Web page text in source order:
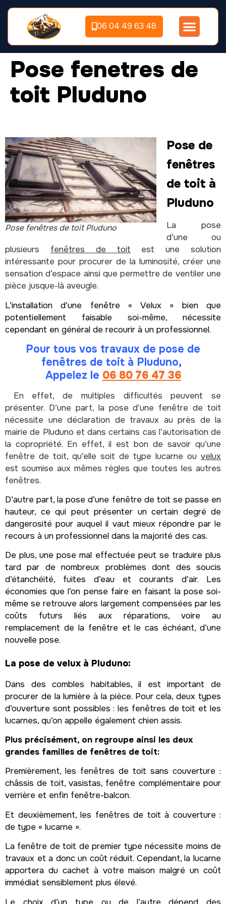
06 04 49 63 48
Pose fenetres de
toit Pluduno
Pose fenêtres de toit Pluduno
Pose de
fenêtres
de toit à
Pluduno
La pose
d’une ou
plusieurs fenêtres de toitest une solution
intéressante pour procurer de la luminosité, créer une
sensation d’espace ainsi que permettre de ventiler une
pièce jusque-là aveugle.
L’installation d’une fenêtre « Velux » bien que
potentiellement faisable soi-même, nécessite
cependant en général de recourir à un professionnel.
Pour tous vos travaux de pose de
fenêtres de toit à Pluduno,
Appelez le 06 80 76 47 36
En effet, de multiples difficultés peuvent se
présenter. D’une part, la pose d’une fenêtre de toit
nécessite une déclaration de travaux au près de la
mairie de Pluduno et dans certains cas l’autorisation de
la copropriété. En effet, il est bon de savoir qu’une
fenêtre de toit, qu’elle soit de type lucarne ou velux
est soumise aux mêmes règles que toutes les autres
fenêtres.
D’autre part, la pose d’une fenêtre de toit se passe en
hauteur, ce qui peut présenter un certain degré de
dangerosité pour auquel il vaut mieux répondre par le
recours à un professionnel dans la majorité des cas.
De plus, une pose mal effectuée peut se traduire plus
tard par de nombreux problèmes dont des soucis
d’étanchéité, fuites d’eau et courants d’air. Les
économies que l’on pense faire en faisant la pose soi-
même se retrouve alors largement compensées par les
coûts futurs liés aux réparations, voire au
remplacement de la fenêtre et le cas échéant, d’une
nouvelle pose.
La pose de velux à Pluduno:
Dans des combles habitables, il est important de
procurer de la lumière à la pièce. Pour cela, deux types
d’ouverture sont possibles : les fenêtres de toit et les
lucarnes, qu’on appelle également chien assis.
Plus précisément, on regroupe ainsi les deux
grandes familles de fenêtres de toit:
Premièrement, les fenêtres de toit sans couverture :
châssis de toit, vasistas, fenêtre complémentaire pour
verrière et enfin fenêtre-balcon.
Et deuxièmement, les fenêtres de toit à couverture :
de type « lucarne ».
La fenêtre de toit de premier type nécessite moins de
travaux et a donc un coût réduit. Cependant, la lucarne
apportera du cachet à votre maison malgré un coût
immédiat sensiblement plus élevé.